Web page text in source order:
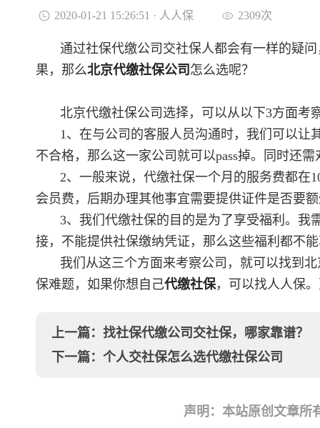
2020-01-21 15:26:51 · 人人保 2309次
通过社保代缴公司交社保人都会有一样的疑
果，那么北京代缴社保公司 怎么选呢？
北京代缴社保公司选择，可以从以下3方面考
1、在与公司的客服人员沟通时，我们可以
不合格，那么这一家公司就可以pass掉。同时还
2、一般来说，代缴社保一个月的服务费都在
会员费，后期办理其他事宜需要提供证件是否要
3、我们代缴社保的目的是为了享受福利。我
接，不能提供社保缴纳凭证，那么这些福利都不
我们从这三个方面来考察公司，就可以找到
保难题，如果你想自己代缴社保，可以找人人保
上一篇： 找社保代缴公司交社保，哪家靠谱？
下一篇： 个人交社保怎么选代缴社保公司
声明：本站原创文章所